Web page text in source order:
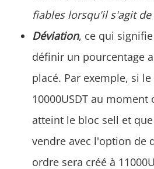
fiables lorsqu'il s'agit
Déviation, ce qui
définir un pourcentage
placé. Par exemple, si
10000USDT au
atteint le bloc sell et
vendre avec l'option de
ordre sera créé à